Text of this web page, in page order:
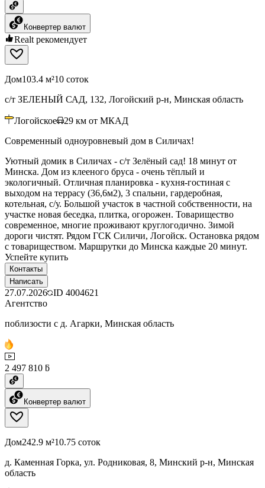
Конвертер валют
Realt рекомендует
Дом103.4 м²10 соток
с/т ЗЕЛЕНЫЙ САД, 132, Логойский р-н, Минская область
Логойское 29 км от МКАД
Современный одноуровневый дом в Силичах!
Уютный домик в Силичах - с/т Зелёный сад! 18 минут от
Минска. Дом из клееного бруса - очень тёплый и
экологичный. Отличная планировка - кухня-гостиная с
выходом на террасу (36,6м2), 3 спальни, гардеробная,
котельная, с/у. Большой участок в частной собственности, на
участке новая беседка, плитка, огорожен. Товарищество
современное, многие проживают круглогодично. Зимой
дороги чистят. Рядом ГСК Силичи, Логойск. Остановка рядом
с товариществом. Маршрутки до Минска каждые 20 минут.
Успейте купить
Контакты
Написать
27.07.2026 ID 4004621
Агентство
поблизости с д. Агарки, Минская область
2 497 810 ƃ
Конвертер валют
Дом242.9 м²10.75 соток
д. Каменная Горка, ул. Родниковая, 8, Минский р-н, Минская
область